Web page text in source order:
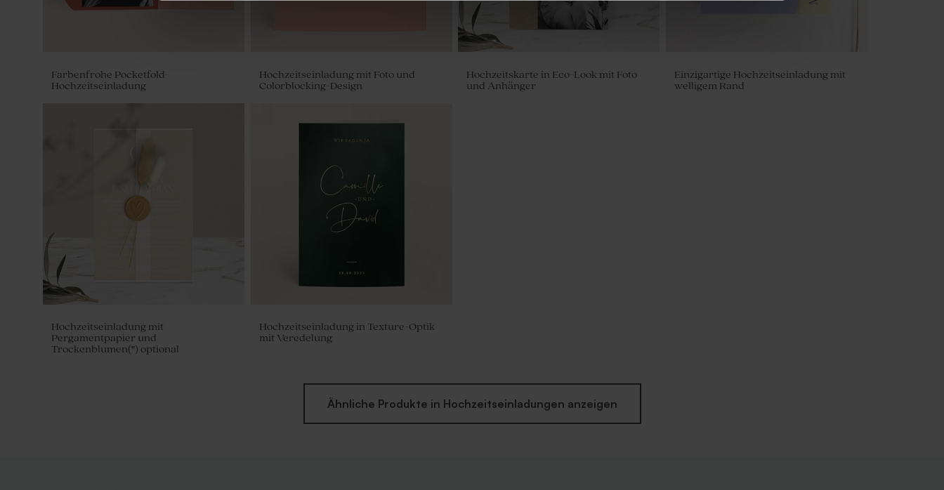
Farbenfrohe Pocketfold-
Hochzeitseinladung
Hochzeitseinladung mit Foto und
Colorblocking-Design
Hochzeitskarte in Eco-Look mit Foto
und Anhänger
Einzigartige Hochzeitseinladung mit
welligem Rand
Hochzeitseinladung mit
Pergamentpapier und
Trockenblumen(*) optional
Hochzeitseinladung in Texture-Optik
mit Veredelung
Ähnliche Produkte in Hochzeitseinladungen anzeigen